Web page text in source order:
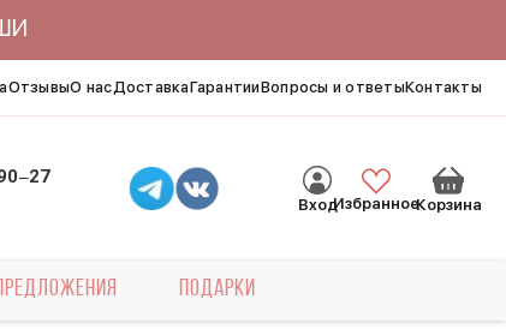
ОтзывыО насДоставкаГарантииВопросы и ответыКонтакты
ВходИзбранноеКорзина
ПОДАРКИ